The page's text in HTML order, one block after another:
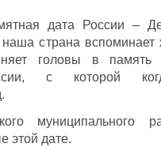
дата России –
страна вспоминает
головы в
с которой
муниципального
этой дате.